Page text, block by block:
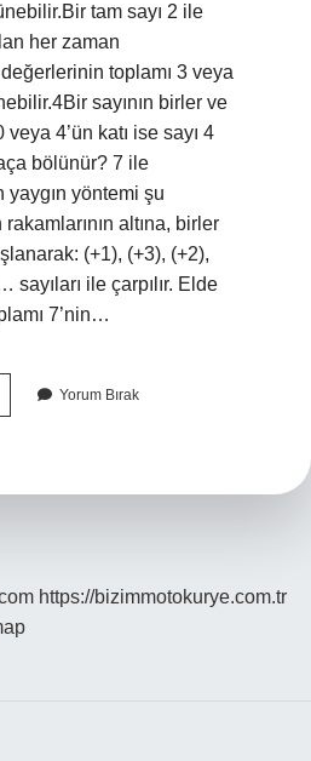
tam sayı 2 ile
her zaman
toplamı 3 veya
sayının birler ve
4’ün katı ise sayı 4
bölünür? 7 ile
yöntemi şu
altına, birler
(+1), (+3), (+2),
sayıları ile çarpılır. Elde
7’nin…
Yorum Bırak
https://bizimmotokurye.com.tr